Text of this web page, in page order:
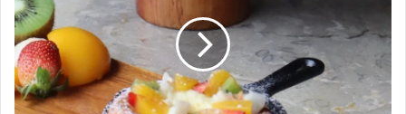
a
w
a
s
a
n
s
a
k
a
n
S